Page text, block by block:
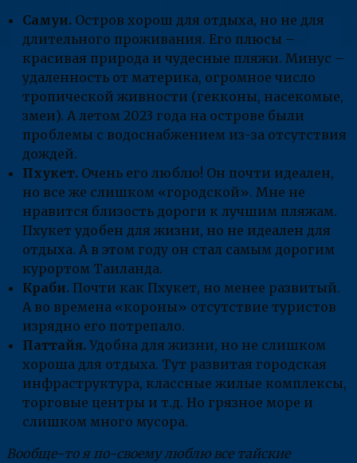
Самуи. Остров хорош для отдыха, но не для
длительного проживания. Его плюсы –
красивая природа и чудесные пляжи. Минус –
удаленность от материка, огромное число
тропической живности (гекконы, насекомые,
змеи). А летом 2023 года на острове были
проблемы с водоснабжением из-за отсутствия
дождей.
Пхукет. Очень его люблю! Он почти идеален,
но все же слишком «городской». Мне не
нравится близость дороги к лучшим пляжам.
Пхукет удобен для жизни, но не идеален для
отдыха. А в этом году он стал самым дорогим
курортом Таиланда.
Краби. Почти как Пхукет, но менее развитый.
А во времена «короны» отсутствие туристов
изрядно его потрепало.
Паттайя. Удобна для жизни, но не слишком
хороша для отдыха. Тут развитая городская
инфраструктура, классные жилые комплексы,
торговые центры и т.д. Но грязное море и
слишком много мусора.
Вообще-то я по-своему люблю все тайские